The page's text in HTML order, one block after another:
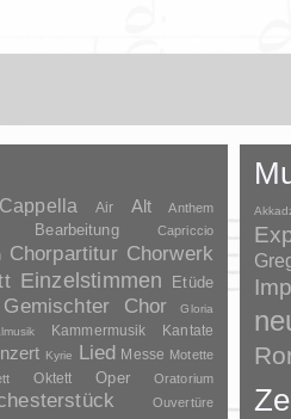
Air Alt Anthem
Bearbeitung Capriccio
Chorpartitur Chorwerk
Einzelstimmen Etüde
Gemischter Chor Gloria
Kammermusik Kantate
Kyrie Lied Messe Motette
Oktett Oper Oratorium
Ouvertüre